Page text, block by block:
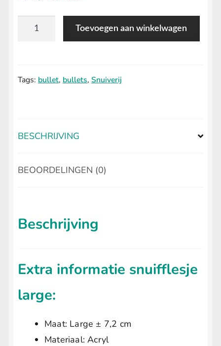
Snuifflesje
aantal
Toevoegen aan winkelwagen
Tags: bullet, bullets, Snuiverij
BESCHRIJVING
BEOORDELINGEN (0)
Beschrijving
Extra informatie snuifflesje
large:
Maat: Large ± 7,2 cm
Materiaal: Acryl